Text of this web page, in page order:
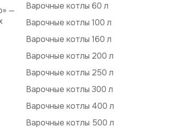
—
Варочные котлы 60 л
Варочные котлы 100 л
Варочные котлы 160 л
Варочные котлы 200 л
Варочные котлы 250 л
Варочные котлы 300 л
Варочные котлы 400 л
Варочные котлы 500 л